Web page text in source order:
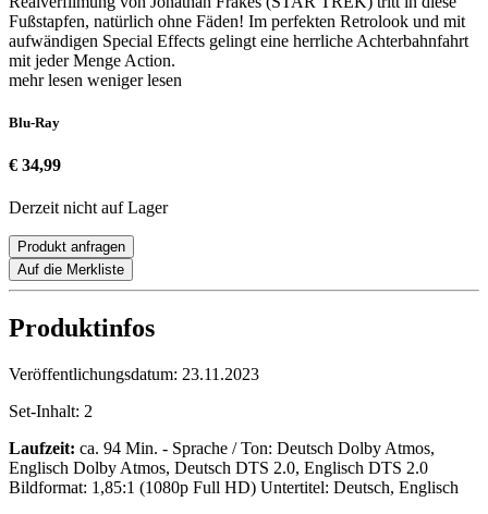
Fußstapfen, natürlich ohne Fäden! Im perfekten Retrolook und mit
aufwändigen Special Effects gelingt eine herrliche Achterbahnfahrt
mit jeder Menge Action.
mehr lesen weniger lesen
Blu-Ray
€ 34,99
Derzeit nicht auf Lager
Produkt anfragen
Auf die Merkliste
Produktinfos
Veröffentlichungsdatum: 23.11.2023
Set-Inhalt: 2
Laufzeit: ca. 94 Min. - Sprache / Ton: Deutsch Dolby Atmos,
Englisch Dolby Atmos, Deutsch DTS 2.0, Englisch DTS 2.0
Bildformat: 1,85:1 (1080p Full HD) Untertitel: Deutsch, Englisch